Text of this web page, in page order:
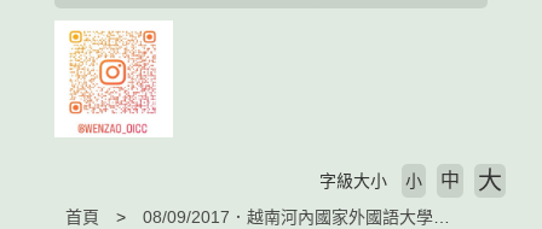
首頁
字級大小 小 中 大